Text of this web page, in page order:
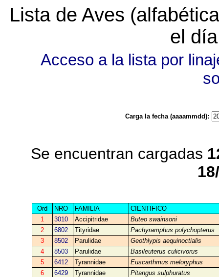
Lista de Aves
el
Acceso a la lista por
Carga la fecha (aaaammdd):
Se encuentran cargadas
Ord NRO FAMILIA
CIENTIFICO
1
3010 Accipitridae
Buteo swainsoni
2
6802 Tityridae
Pachyramphus polychopterus
3
8502 Parulidae
Geothlypis aequinoctialis
4
8503 Parulidae
Basileuterus culicivorus
5
6412 Tyrannidae
Euscarthmus meloryphus
6
6429 Tyrannidae
Pitangus sulphuratus